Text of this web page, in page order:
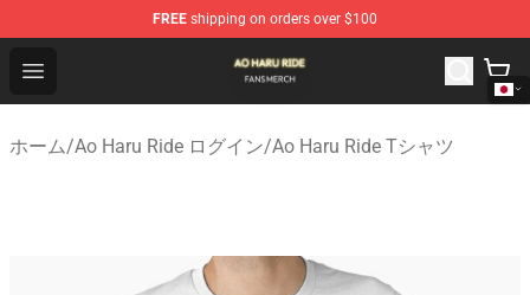
FREE shipping on orders over $100
Open menu
Ao Haru Ride Shop - Official Ao Haru Ride Merchandise
ホーム/Ao Haru Ride ログイン/Ao Haru Ride Tシャツ